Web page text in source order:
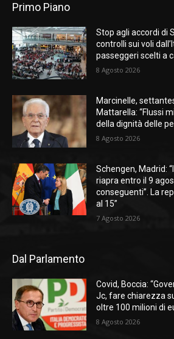
Primo Piano
Stop agli accordi di
controlli sui voli
passeggeri scelti a
8 Agosto 2026
Marcinelle,
Mattarella: “Flussi
della dignità delle
8 Agosto 2026
Schengen, Madrid:
riapra entro il 9
conseguenti”. La
al 15”
7 Agosto 2026
Dal Parlamento
Covid, Boccia:
Jc, fare chiarezza
oltre 100 milioni di
8 Agosto 2026